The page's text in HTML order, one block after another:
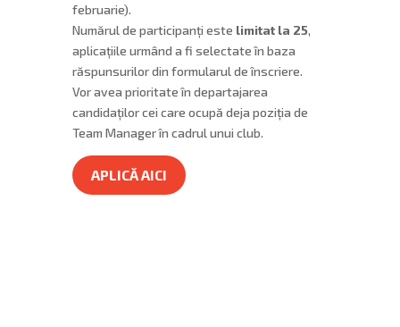
februarie).
Numărul de participanți este limitat la 25,
aplicațiile urmând a fi selectate în baza
răspunsurilor din formularul de înscriere.
Vor avea prioritate în departajarea
candidaților cei care ocupă deja poziția de
Team Manager în cadrul unui club.
APLICĂ AICI